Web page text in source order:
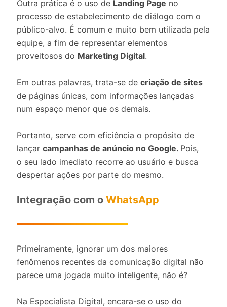
Outra prática é o uso de Landing Page no
processo de estabelecimento de diálogo com o
público-alvo. É comum e muito bem utilizada pela
equipe, a fim de representar elementos
proveitosos do Marketing Digital.
Em outras palavras, trata-se de criação de sites
de páginas únicas, com informações lançadas
num espaço menor que os demais.
Portanto, serve com eficiência o propósito de
lançar campanhas de anúncio no Google. Pois,
o seu lado imediato recorre ao usuário e busca
despertar ações por parte do mesmo.
Integração com o WhatsApp
Primeiramente, ignorar um dos maiores
fenômenos recentes da comunicação digital não
parece uma jogada muito inteligente, não é?
Na Especialista Digital, encara-se o uso do